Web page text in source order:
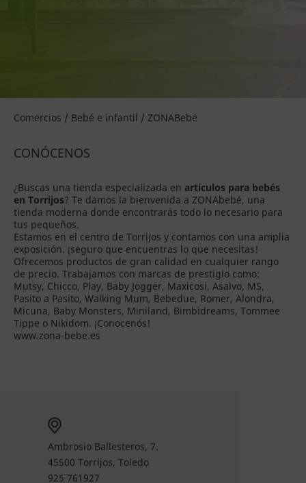
Comercios / Bebé e infantil / ZONABebé
CONÓCENOS
¿Buscas una tienda especializada en artículos para bebés
en Torrijos? Te damos la bienvenida a ZONAbebé, una
tienda moderna donde encontrarás todo lo necesario para
tus pequeños.
Estamos en el centro de Torrijos y contamos con una amplia
exposición. ¡seguro que encuentras lo que necesitas!
Ofrecemos productos de gran calidad en cualquier rango
de precio. Trabajamos con marcas de prestigio como:
Mutsy, Chicco, Play, Baby Jogger, Maxicosi, Asalvo, MS,
Pasito a Pasito, Walking Mum, Bebedue, Romer, Alondra,
Micuna, Baby Monsters, Miniland, Bimbidreams, Tommee
Tippe o Nikidom. ¡Conocenós!
www.zona-bebe.es
Ambrosio Ballesteros, 7.
45500 Torrijos, Toledo
925 761927